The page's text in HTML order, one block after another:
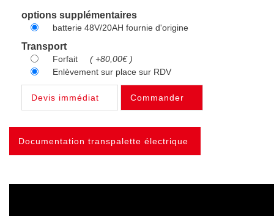
options supplémentaires
batterie 48V/20AH fournie d'origine
Transport
Forfait
( +80,00€ )
Enlèvement sur place sur RDV
Devis immédiat Commander
Documentation transpalette électrique